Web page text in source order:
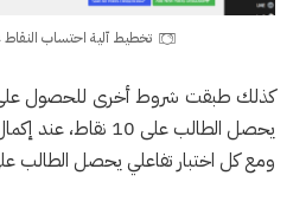
تخطيط آلية احتساب النقاط
كذلك طبقت شروط أخرى للحصول على
ومع كل اختبار تفاعلي يحصل الطالب على 20